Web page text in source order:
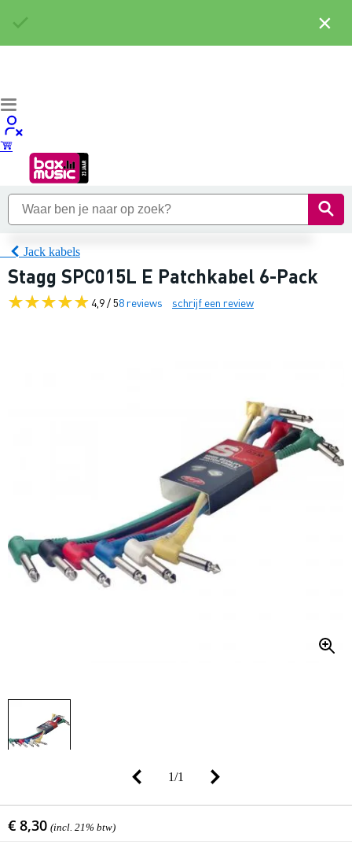
Jack kabels
Stagg SPC015L E Patchkabel 6-Pack
4,9 / 58 reviews schrijf een review
1/1
€ 8,30 (incl. 21% btw)
×